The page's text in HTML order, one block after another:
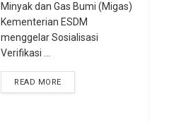
Minyak dan Gas Bumi (Migas)
Kementerian ESDM
menggelar Sosialisasi
Verifikasi ...
READ MORE